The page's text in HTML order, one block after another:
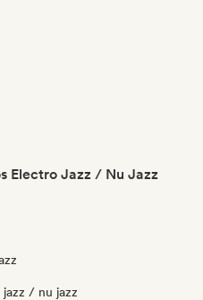
Electro Jazz / Nu Jazz
/ nu jazz